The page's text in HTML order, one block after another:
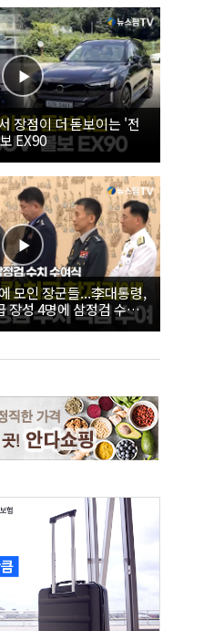
장점이 더 돋보이는 '전
EX90
모인 장군들...李대통령,
장성 4명에 삼정검 수치
장성 진급·삼정검 수치